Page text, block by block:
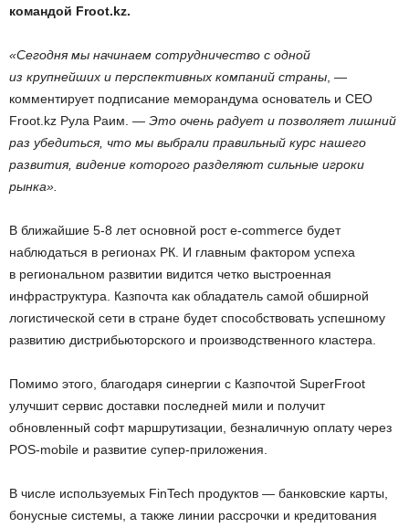
командой Froot.kz.
«Сегодня мы начинаем сотрудничество с одной
из крупнейших и перспективных компаний страны , —
комментирует подписание меморандума основатель и CEO
Froot.kz Рула Раим. — Это очень радует и позволяет лишний
раз убедиться, что мы выбрали правильный курс нашего
развития, видение которого разделяют сильные игроки
рынка».
В ближайшие 5-8 лет основной рост e-commerce будет
наблюдаться в регионах РК. И главным фактором успеха
в региональном развитии видится четко выстроенная
инфраструктура. Казпочта как обладатель самой обширной
логистической сети в стране будет способствовать успешному
развитию дистрибьюторского и производственного кластера.
Помимо этого, благодаря синергии с Казпочтой SuperFroot
улучшит сервис доставки последней мили и получит
обновленный софт маршрутизации, безналичную оплату через
POS-mobile и развитие супер-приложения.
В числе используемых FinTech продуктов — банковские карты,
бонусные системы, а также линии рассрочки и кредитования